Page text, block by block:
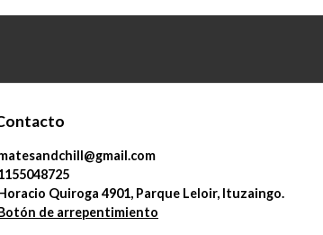
Quiroga 4901, Parque Leloir, Ituzaingo.
de arrepentimiento